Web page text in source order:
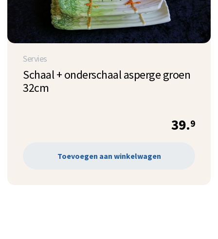
Servies
Schaal + onderschaal asperge groen
32cm
39.9
Toevoegen aan winkelwagen